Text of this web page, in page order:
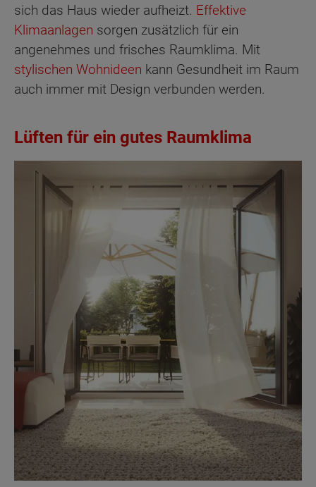
sich das Haus wieder aufheizt. Effektive
Klimaanlagen sorgen zusätzlich für ein
angenehmes und frisches Raumklima. Mit
stylischen Wohnideen kann Gesundheit im Raum
auch immer mit Design verbunden werden.
Lüften für ein gutes Raumklima